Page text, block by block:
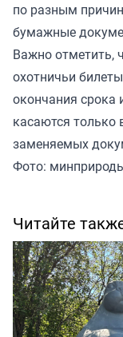
по разным
бумажные
Важно отметить,
охотничьи
окончания срока
касаются
заменяемых
Фото:
Читайте